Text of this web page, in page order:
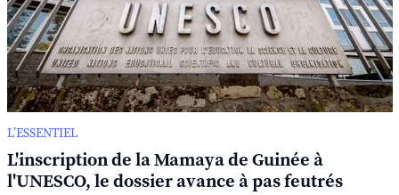
L’ESSENTIEL
L'inscription de la Mamaya de Guinée à
l'UNESCO, le dossier avance à pas feutrés